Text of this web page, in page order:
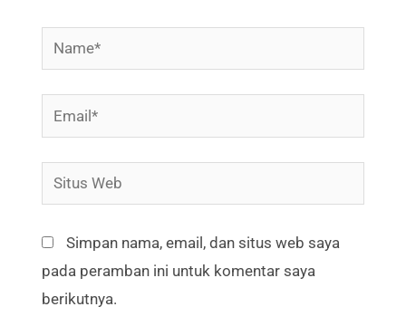
Name*
Email*
Situs
Web
Simpan nama, email, dan situs web saya
pada peramban ini untuk komentar saya
berikutnya.